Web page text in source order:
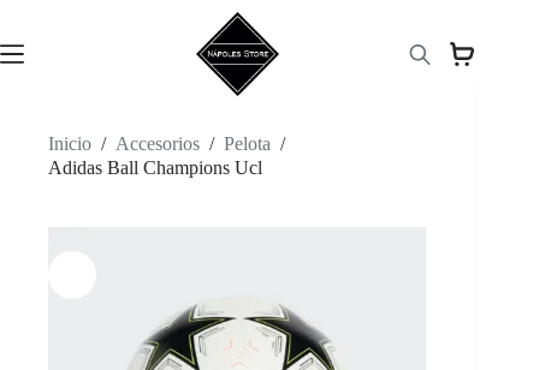
contenido
Inicio / Accesorios / Pelota /
Adidas Ball Champions Ucl